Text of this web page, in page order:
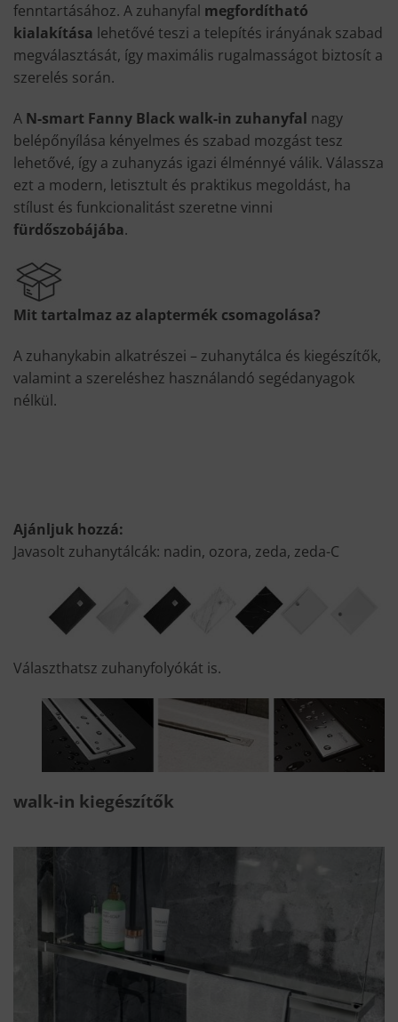
fenntartásához. A zuhanyfal megfordítható
kialakítása lehetővé teszi a telepítés irányának szabad
megválasztását, így maximális rugalmasságot biztosít a
szerelés során.
A N-smart Fanny Black walk-in zuhanyfal nagy
belépőnyílása kényelmes és szabad mozgást tesz
lehetővé, így a zuhanyzás igazi élménnyé válik. Válassza
ezt a modern, letisztult és praktikus megoldást, ha
stílust és funkcionalitást szeretne vinni
fürdőszobájába.
Mit tartalmaz az alaptermék csomagolása?
A zuhanykabin alkatrészei – zuhanytálca és kiegészítők,
valamint a szereléshez használandó segédanyagok
nélkül.
Ajánljuk hozzá:
Javasolt zuhanytálcák: nadin, ozora, zeda, zeda-C
Választhatsz zuhanyfolyókát is.
walk-in kiegészítők